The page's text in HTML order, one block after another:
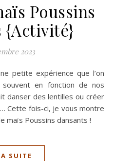
Poussins
{Activité}
2023
en fonction de nos
danser des lentilles ou créer
Cette fois-ci, je vous montre
maïs Poussins dansants !
SUITE